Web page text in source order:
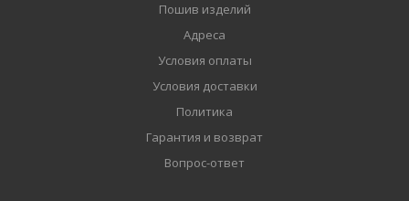
Пошив изделий
Адреса
Условия оплаты
Условия доставки
Политика
Гарантия и возврат
Вопрос-ответ